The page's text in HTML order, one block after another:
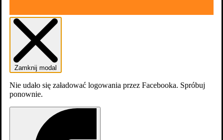
Zamknij modal
Nie udało się załadować logowania przez Facebooka. Spróbuj
ponownie.